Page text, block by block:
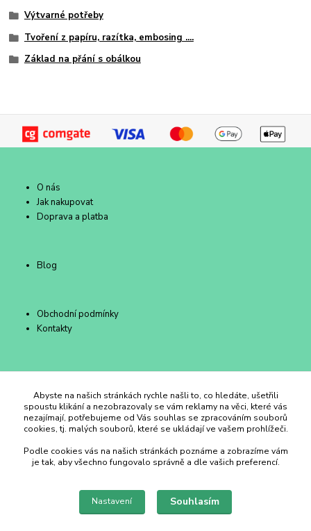
Výtvarné potřeby
Tvoření z papíru, razítka, embosing ....
Základ na přání s obálkou
O nás
Jak nakupovat
Doprava a platba
Blog
Obchodní podmínky
Kontakty
Duhový Ateliér Kroměříž
+420 734 258 002
duhovyatelier@email.cz
Abyste na našich stránkách rychle našli to, co hledáte, ušetřili
spoustu klikání a nezobrazovaly se vám reklamy na věci, které vás
nezajímají, potřebujeme od Vás souhlas se zpracováním souborů
cookies, tj. malých souborů, které se ukládají ve vašem prohlížeči.
Podle cookies vás na našich stránkách poznáme a zobrazíme vám
je tak, aby všechno fungovalo správně a dle vašich preferencí.
Nastavení Souhlasím